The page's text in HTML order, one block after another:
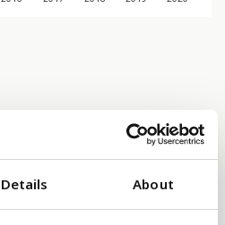
Details About